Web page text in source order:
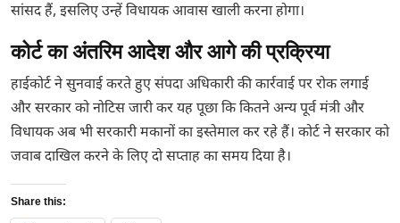
सांसद हैं, इसलिए उन्हें विधायक आवास खाली करना होगा।
कोर्ट का अंतरिम आदेश और आगे की प्रक्रिया
हाईकोर्ट ने सुनवाई करते हुए संपदा अधिकारी की कार्रवाई पर रोक लगाई
और सरकार को नोटिस जारी कर यह पूछा कि कितने अन्य पूर्व मंत्री और
विधायक अब भी सरकारी मकानों का इस्तेमाल कर रहे हैं। कोर्ट ने सरकार को
जवाब दाखिल करने के लिए दो सप्ताह का समय दिया है।
Share this: